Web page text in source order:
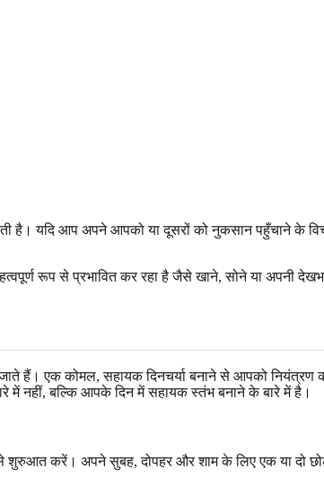
है। यदि आप अपने आपको या दूसरों को नुकसान पहुँचाने के
रूप से प्रभावित कर रहा है जैसे खाने, सोने या अपनी
हैं। एक कोमल, सहायक दिनचर्या बनाने से आपको नियंत्रण
में नहीं, बल्कि आपके दिन में सहायक स्तंभ बनाने के बारे में है।
करें। अपने सुबह, दोपहर और शाम के लिए एक या दो छोटी,